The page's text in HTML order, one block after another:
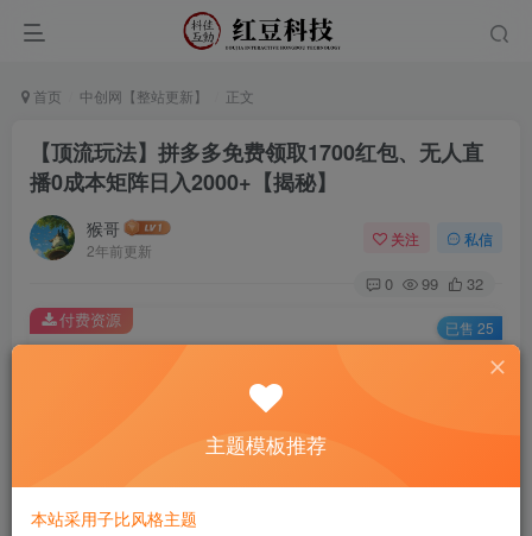
首页 中创网【整站更新】 正文
【顶流玩法】拼多多免费领取1700红包、无人直
播0成本矩阵日入2000+【揭秘】
猴哥
2年前更新
关注 私信
0 99 32
此内容为付费资源，请付费后查看
￥9.9
付费资源 已售 25
主题模板推荐
本站采用子比风格主题